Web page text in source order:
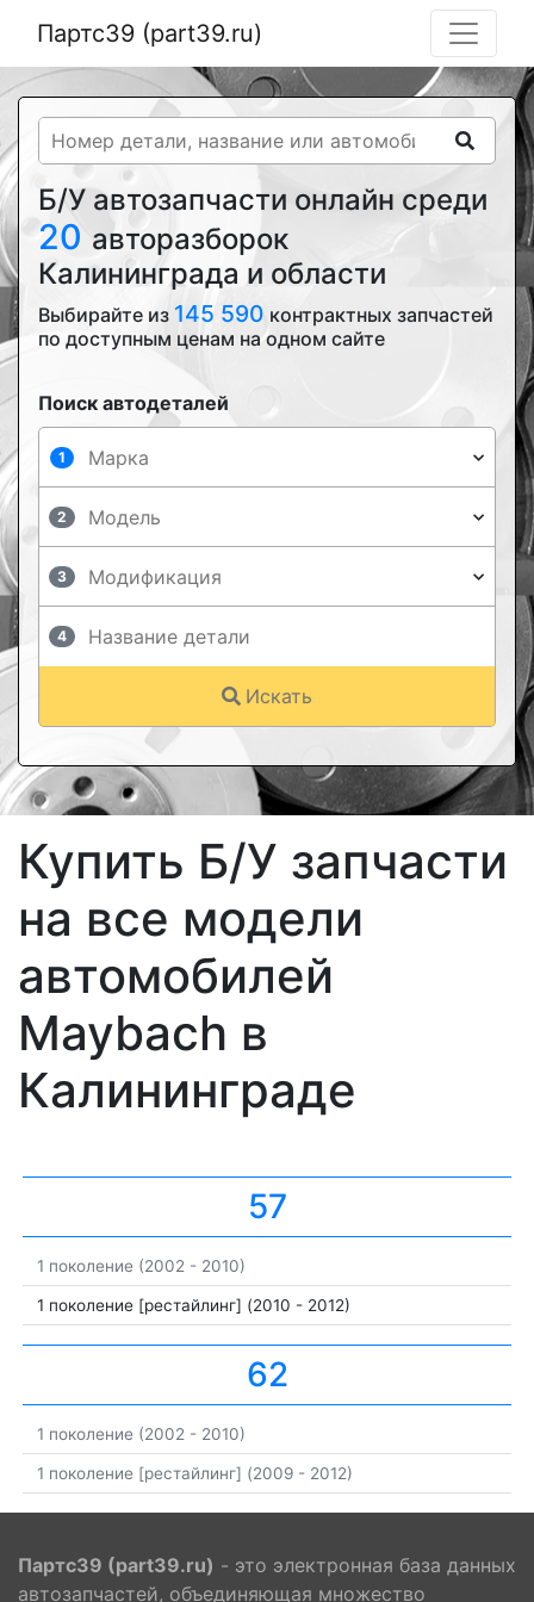
Партс39 (part39.ru)
Б/У автозапчасти онлайн среди
20 авторазборок
Калининграда и области
Выбирайте из 145 590 контрактных запчастей
по доступным ценам на одном сайте
Поиск автодеталей
1
2
3
4
Искать
Купить Б/У запчасти
на все модели
автомобилей
Maybach в
Калининграде
57
1 поколение (2002 - 2010)
1 поколение [рестайлинг] (2010 - 2012)
62
1 поколение (2002 - 2010)
1 поколение [рестайлинг] (2009 - 2012)
Партс39 (part39.ru) - это электронная база данных
автозапчастей, объединяющая множество